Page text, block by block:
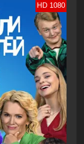
HD 1080